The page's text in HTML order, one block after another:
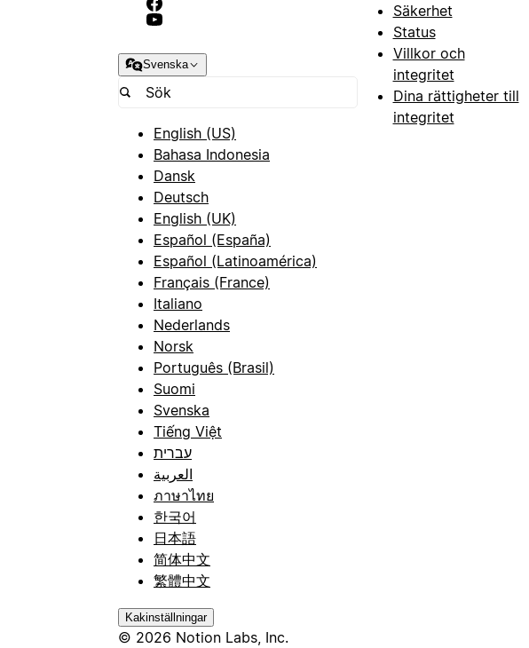
Svenska
English (US)
Bahasa Indonesia
Dansk
Deutsch
English (UK)
Español (España)
Español (Latinoamérica)
Français (France)
Italiano
Nederlands
Norsk
Português (Brasil)
Suomi
Svenska
Tiếng Việt
עברית
العربية
ภาษาไทย
한국어
日本語
简体中文
繁體中文
Kakinställningar
© 2026 Notion Labs, Inc.
Säkerhet
Status
Villkor och
integritet
Dina rättigheter till
integritet